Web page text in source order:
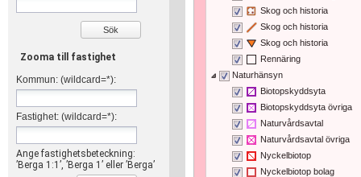
Sök
Zooma till fastighet
Kommun: (wildcard=*):
Fastighet: (wildcard=*):
Ange fastighetsbeteckning:
’Berga 1:1’, ’Berga 1’ eller ’Berga’
Skog och historia
Skog och historia
Skog och historia
Rennäring
Naturhänsyn
Biotopskyddsyta
Biotopskyddsyta övriga
Naturvårdsavtal
Naturvårdsavtal övriga
Nyckelbiotop
Nyckelbiotop bolag